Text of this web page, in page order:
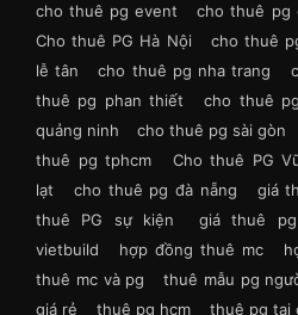
cho thuê pg event
cho thuê pg
Cho thuê PG Hà Nội
cho thuê
lễ tân
cho thuê pg nha trang
thuê pg phan thiết
cho thuê
quảng ninh
cho thuê pg sài gòn
thuê pg tphcm
Cho thuê PG
lạt
cho thuê pg đà nẵng giá
thuê PG sự kiện
giá thuê
vietbuild
hợp đồng thuê mc
thuê mc và pg
thuê mẫu pg
giá rẻ
thuê pg hcm thuê pg tại